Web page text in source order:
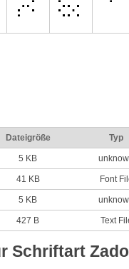
Dateigröße Typ
5 KB
41 KB Font
5 KB
427 B Text
Schriftart Zado